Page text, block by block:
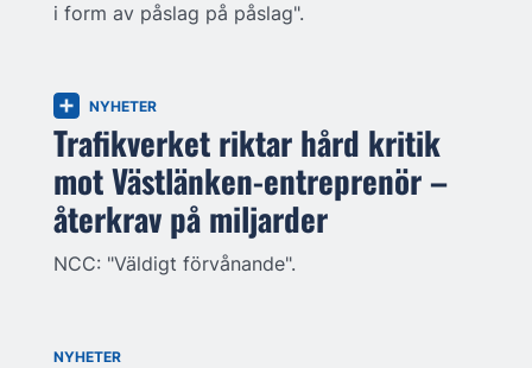
i form av påslag på påslag".
NYHETER
Trafikverket riktar hård kritik
mot Västlänken-entreprenör –
återkrav på miljarder
NCC: "Väldigt förvånande".
NYHETER